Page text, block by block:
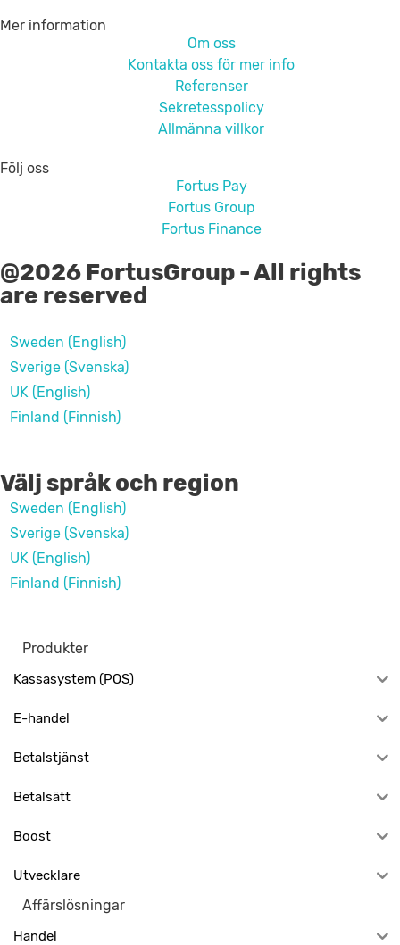
Mer information
Om oss
Kontakta oss för mer info
Referenser
Sekretesspolicy
Allmänna villkor
Följ oss
Fortus Pay
Fortus Group
Fortus Finance
@2026 FortusGroup - All rights
are reserved
Sweden (English)
Sverige (Svenska)
UK (English)
Finland (Finnish)
Välj språk och region
Sweden (English)
Sverige (Svenska)
UK (English)
Finland (Finnish)
Produkter
Kassasystem (POS)
E-handel
Betalstjänst
Betalsätt
Boost
Utvecklare
Affärslösningar
Handel